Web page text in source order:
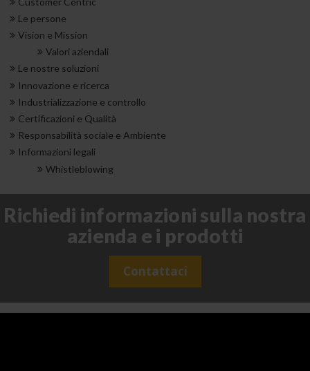
Le persone
Vision e Mission
Valori aziendali
Le nostre soluzioni
Innovazione e ricerca
Industrializzazione e controllo
Certificazioni e Qualità
Responsabilità sociale e Ambiente
Informazioni legali
Whistleblowing
Richiedi informazioni sulla nostra
azienda e i prodotti
Contattaci